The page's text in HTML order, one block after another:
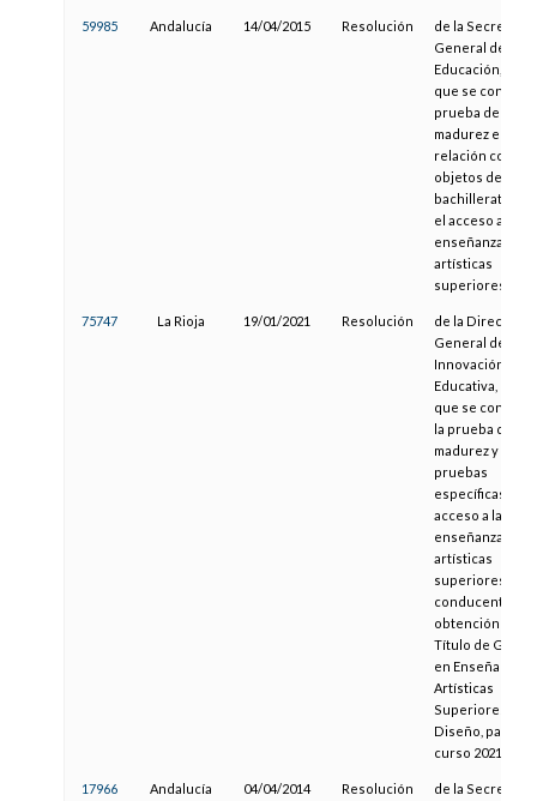
59985 Andalucía 14/04/2015 Resolución
de la Secretaría
General de
Educación, por
que se convoca
prueba de
madurez en
relación con los
objetos del
bachillerato
el acceso a las
enseñanzas
artísticas
superiores
75747 La Rioja 19/01/2021 Resolución
de la Dirección
General de
Innovación
Educativa, por la
que se
la prueba de
madurez y las
pruebas
específicas de
acceso a las
enseñanzas
artísticas
superiores,
conducentes a
obtención del
Título de Grado
en Enseñanzas
Artísticas
Superiores de
Diseño, para el
curso 2021/2022
17966 Andalucía 04/04/2014 Resolución
de la Secretaría